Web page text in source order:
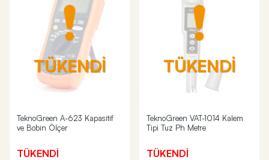
TÜKENDİ
TeknoGreen A-623 Kapasitif
ve Bobin Ölçer
TÜKENDİ
TÜKENDİ
TeknoGreen VAT-1014 Kalem
Tipi Tuz Ph Metre
TÜKENDİ